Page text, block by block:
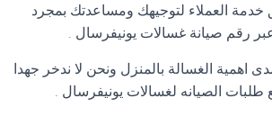
خدمة العملاء لتوجيهك ومساعدتك بمجرد
رقم صيانة غسالات يونيفرسال
اهمية الغسالة بالمنزل ونحن لا ندخر جهدا
الصيانه لغسالات يونيفرسال